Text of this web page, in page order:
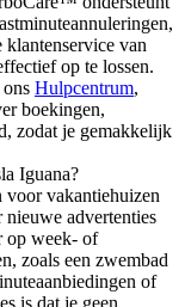
van
op te lossen.
Hulpcentrum,
boekingen,
zodat je gemakkelijk
Iguana?
vakantiehuizen
advertenties
op week- of
zoals een zwembad
of
is dat je geen